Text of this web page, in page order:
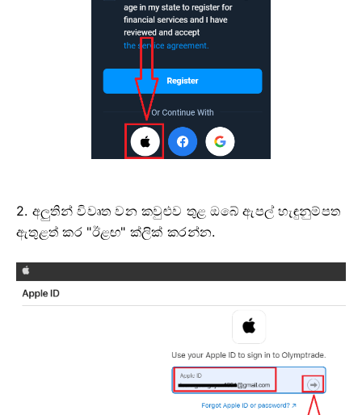
2. අලුතින් විවෘත වන කවුළුව තුළ ඔබේ ඇපල් හැඳුනුම්පත
ඇතුළත් කර "ඊළඟ" ක්ලික් කරන්න.